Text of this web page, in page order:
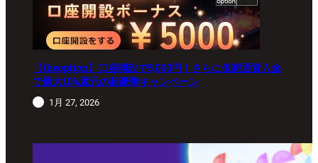
【theoption】口座開設で5,000円！さらに仮想通貨入金
で最大10%還元の超豪華キャンペーン
1月 27, 2026